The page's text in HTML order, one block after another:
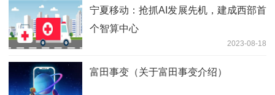
宁夏移动：抢抓AI发展先机，建成西部首
个智算中心
2023-08-18
富田事变（关于富田事变介绍）